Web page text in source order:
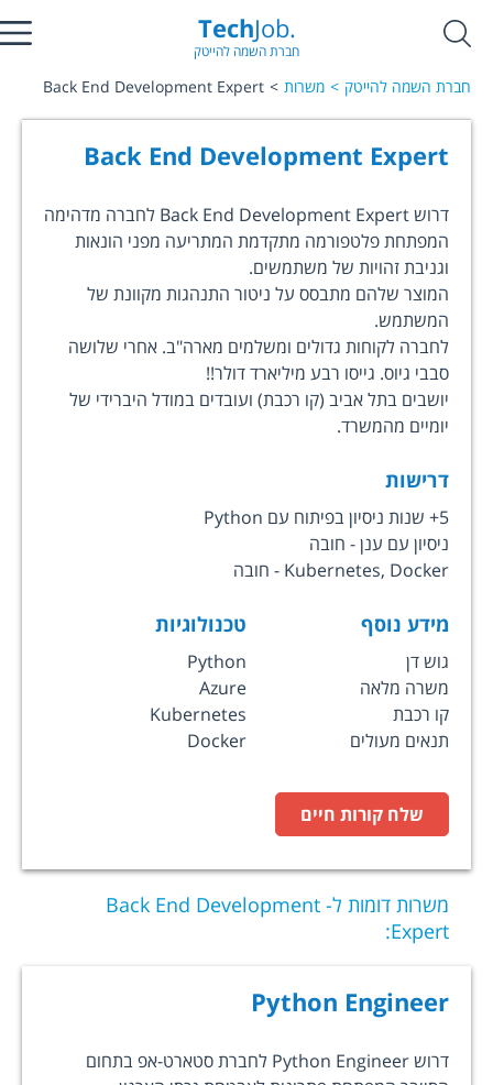
TechJob.
חברת השמה להייטק
חברת השמה להייטק משרות Back End Development Expert
Back End Development Expert
דרוש Back End Development Expert לחברה מדהימה
המפתחת פלטפורמה מתקדמת המתריעה מפני הונאות
וגניבת זהויות של משתמשים.
המוצר שלהם מתבסס על ניטור התנהגות מקוונת של
המשתמש.
לחברה לקוחות גדולים ומשלמים מארה"ב. אחרי שלושה
סבבי גיוס. גייסו רבע מיליארד דולר!!
יושבים בתל אביב (קו רכבת) ועובדים במודל היברידי של
יומיים מהמשרד.
דרישות
5+ שנות ניסיון בפיתוח עם Python
ניסיון עם ענן - חובה
Kubernetes, Docker - חובה
מידע נוסף
גוש דן
משרה מלאה
קו רכבת
תנאים מעולים
טכנולוגיות
Python
Azure
Kubernetes
Docker
שלח קורות חיים
משרות דומות ל- Back End Development
Expert
:
Python Engineer
דרוש Python Engineer לחברת סטארט-אפ בתחום